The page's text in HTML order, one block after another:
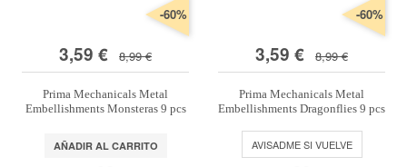
3,59 € 8,99 €
-60%
Prima Mechanicals Metal
Embellishments Monsteras 9 pcs
AÑADIR AL CARRITO
3,59 € 8,99 €
-60%
Prima Mechanicals Metal
Embellishments Dragonflies 9 pcs
AVISADME SI VUELVE